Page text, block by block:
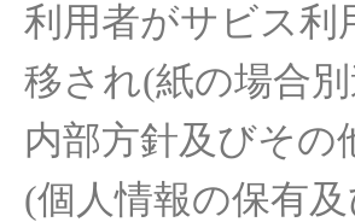
利用者がサ ビス利
移され(紙の場合
内部方針及 びその
(個人情報の保有及